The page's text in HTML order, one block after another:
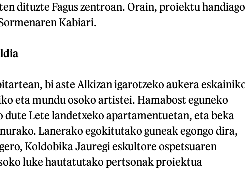
dituzte Fagus zentroan. Orain, proiektu handiago
Kabiari.
bi aste Alkizan igarotzeko aukera
eta mundu osoko artistei. Hamabost eguneko
dute Lete landetxeko apartamentuetan, eta beka
Lanerako egokitutako guneak egongo dira,
Koldobika Jauregi eskultore ospetsuaren
luke hautatutako pertsonak proiektua